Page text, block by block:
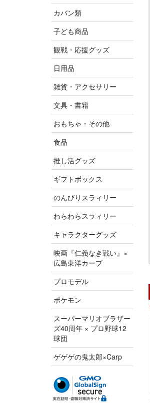
カバン類
子ども商品
観戦・応援グッズ
日用品
雑貨・アクセサリー
文具・書籍
おもちゃ・その他
食品
推し活グッズ
ギフトボックス
のんびりスラィリー
わらわらスラィリー
キャラクターグッズ
映画『仁義なき戦い』×
広島東洋カープ
プロモデル
ポケモン
スーパーマリオブラザー
ズ40周年 × プロ野球12
球団
ゲゲゲの鬼太郎×Carp